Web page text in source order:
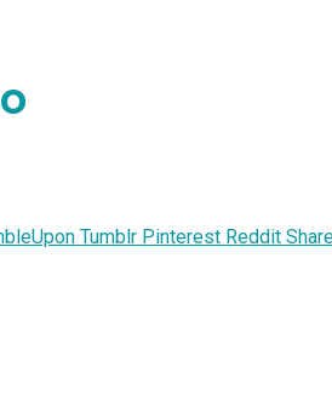
Tumblr Pinterest Reddit